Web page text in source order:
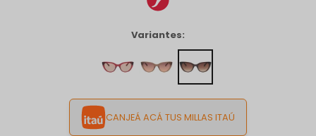
Variantes:
CANJEÁ ACÁ TUS MILLAS ITAÚ